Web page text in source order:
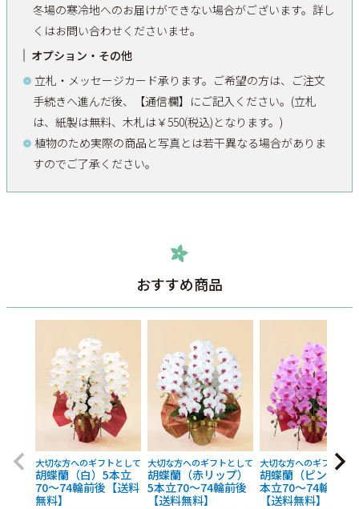
冬場の寒冷地へのお届けができない場合がございます。詳し
くはお問い合わせくださいませ。
オプション・その他
立札・メッセージカード承ります。ご希望の方は、ご注文
手続きへ進んだ後、【通信欄】にご記入ください。(立札
は、紙製は無料、木札は￥550(税込)となります。)
植物のため実際の商品と写真とは若干異なる場合がありま
すのでご了承ください。
おすすめ商品
大切な方へのギフトとして
胡蝶蘭（白）5本立
70～74輪前後【送料
無料】
大切な方へのギフトとして
胡蝶蘭（赤リップ）
5本立70～74輪前後
【送料無料】
大切な方へのギフトとし
胡蝶蘭（ピンク）5
本立70～74輪前後
【送料無料】